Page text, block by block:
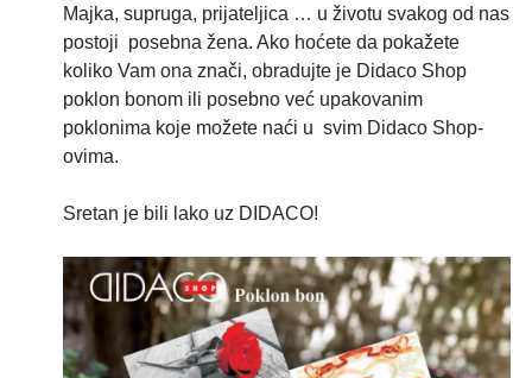
Majka, supruga, prijateljica … u životu svakog od nas
postoji posebna žena. Ako hoćete da pokažete
koliko Vam ona znači, obradujte je Didaco Shop
poklon bonom ili posebno već upakovanim
poklonima koje možete naći u svim Didaco Shop-
ovima.
Sretan je bili lako uz DIDACO!